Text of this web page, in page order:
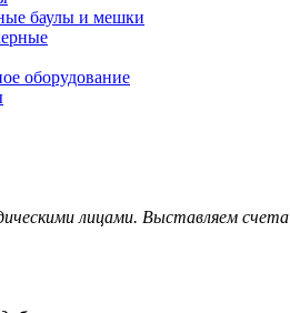
баулы и мешки
оборудование
лицами. Выставляем счета